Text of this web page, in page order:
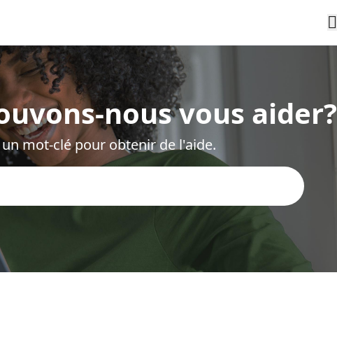
nous vous aider?
mot-clé pour obtenir de l'aide.